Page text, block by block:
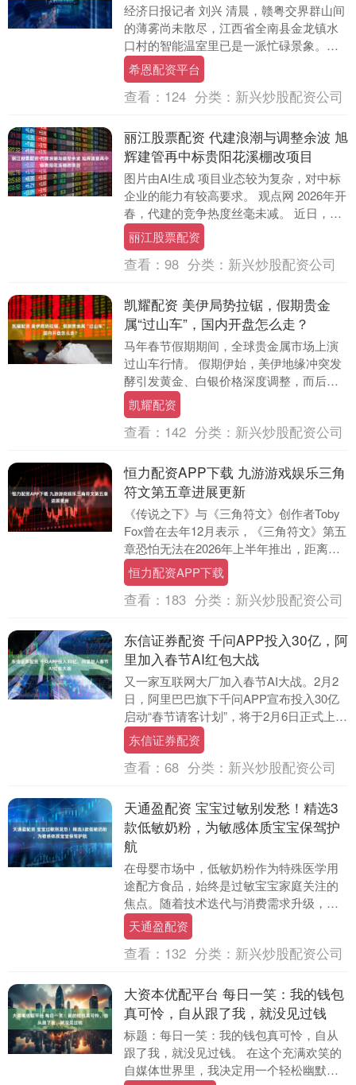
经济日报记者 刘兴 清晨，赣粤交界群山间
的薄雾尚未散尽，江西省全南县金龙镇水
口村的智能温室里已是一派忙碌景象。菜
农程才明正和工友们忙着采收菜心。几个
小时后，这些....
希恩配资平台
查看： 124 分类： 新兴炒股配资公司
丽江股票配资 代建浪潮与调整余波 旭
辉建管再中标贵阳花溪棚改项目
图片由AI生成 项目业态较为复杂，对中标
企业的能力有较高要求。 观点网 2026年开
春，代建的竞争热度丝毫未减。 近日，旭
辉建管中标贵州省贵阳市花溪区杨家山一
号....
丽江股票配资
查看： 98 分类： 新兴炒股配资公司
凯耀配资 美伊局势拉锯，假期贵金
属“过山车”，国内开盘怎么走？
马年春节假期期间，全球贵金属市场上演
过山车行情。 假期伊始，美伊地缘冲突发
酵引发黄金、白银价格深度调整，而后半
周避险情绪卷土重来，国际金价强势反
弹。2月23日，....
凯耀配资
查看： 142 分类： 新兴炒股配资公司
恒力配资APP下载 九游游戏娱乐三角
符文第五章进展更新
《传说之下》与《三角符文》创作者Toby
Fox曾在去年12月表示，《三角符文》第五
章恐怕无法在2026年上半年推出，距离完
成仍需数月时间。不过，最新消息显
示，....
恒力配资APP下载
查看： 183 分类： 新兴炒股配资公司
东信证券配资 千问APP投入30亿，阿
里加入春节AI红包大战
又一家互联网大厂加入春节AI大战。2月2
日，阿里巴巴旗下千问APP宣布投入30亿
启动“春节请客计划”，将于2月6日正式上
线。春节期间，千问APP将联合淘宝闪
购、....
东信证券配资
查看： 68 分类： 新兴炒股配资公司
天通盈配资 宝宝过敏别发愁！精选3
款低敏奶粉，为敏感体质宝宝保驾护
航
在母婴市场中，低敏奶粉作为特殊医学用
途配方食品，始终是过敏宝宝家庭关注的
焦点。随着技术迭代与消费需求升级，头
部品牌在配方研发、工艺创新及服务体系
上的竞争愈发激烈....
天通盈配资
查看： 132 分类： 新兴炒股配资公司
大资本优配平台 每日一笑：我的钱包
真可怜，自从跟了我，就没见过钱
标题：每日一笑：我的钱包真可怜，自从
跟了我，就没见过钱。 在这个充满欢笑的
自媒体世界里，我决定用一个轻松幽默的